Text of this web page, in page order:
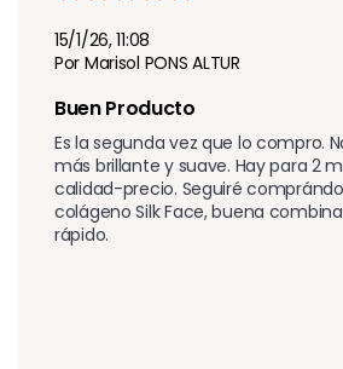
15/1/26, 11:08
Por Marisol PONS ALTUR
Buen Producto
Es la segunda vez que lo compro.
más brillante y suave. Hay para 2
calidad-precio. Seguiré
colágeno Silk Face, buena
rápido.